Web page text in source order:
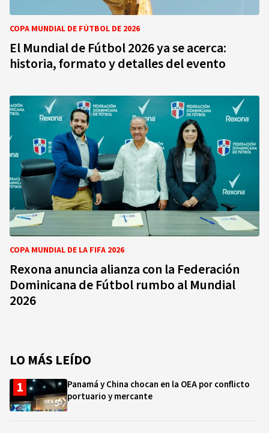
COPA MUNDIAL DE FÚTBOL DE 2026
El Mundial de Fútbol 2026 ya se acerca:
historia, formato y detalles del evento
COPA MUNDIAL DE LA FIFA 2026
Rexona anuncia alianza con la Federación
Dominicana de Fútbol rumbo al Mundial
2026
LO MÁS LEÍDO
Panamá y China chocan en la OEA por conflicto
portuario y mercante